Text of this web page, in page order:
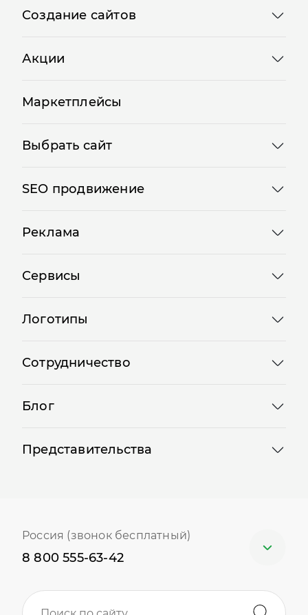
Создание сайтов
Акции
Маркетплейсы
Выбрать сайт
SEO продвижение
Реклама
Сервисы
Логотипы
Сотрудничество
Блог
Представительства
Россия (звонок бесплатный)
8 800 555-63-42